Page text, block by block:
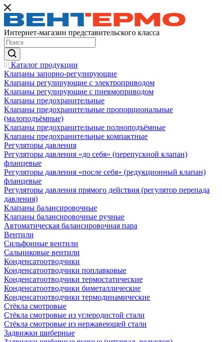
Интернет-магазин представительского класса
Каталог продукции
Клапаны запорно-регулирующие
Клапаны регулирующие с электроприводом
Клапаны регулирующие с пневмоприводом
Клапаны предохранительные
Клапаны предохранительные пропорциональные
(малоподъёмные)
Клапаны предохранительные полноподъёмные
Клапаны предохранительные компактные
Регуляторы давления
Регуляторы давления «до себя» (перепускной клапан)
фланцевые
Регуляторы давления «после себя» (редукционный клапан)
фланцевые
Регуляторы давления прямого действия (регулятор перепада
давления)
Клапаны балансировочные
Клапаны балансировочные ручные
Автоматическая балансировочная пара
Вентили
Сильфонные вентили
Сальниковые вентили
Конденсатоотводчики
Конденсатоотводчики поплавковые
Конденсатоотводчики термостатические
Конденсатоотводчики биметаллические
Конденсатоотводчики термодинамические
Стёкла смотровые
Стёкла смотровые из углеродистой стали
Стёкла смотровые из нержавеющей стали
Задвижки шиберные